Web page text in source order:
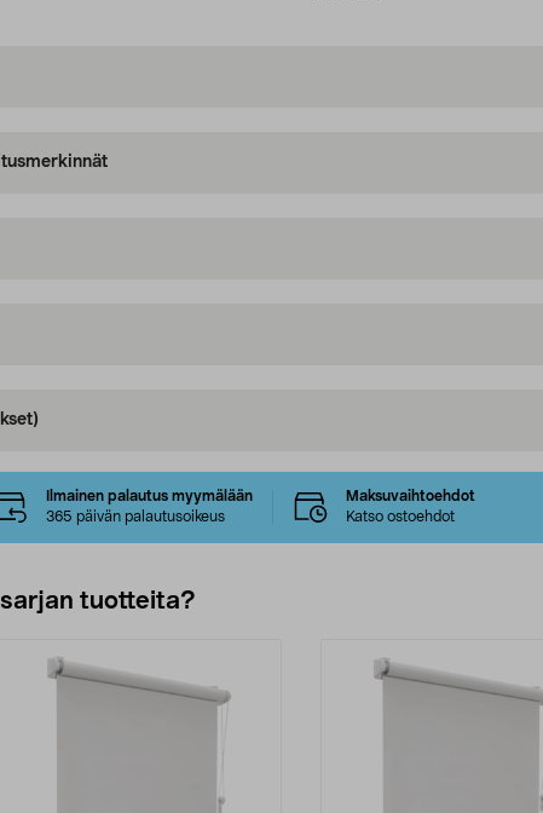
Ilmainen palautus myymälään
365 päivän palautusoikeus
Maksuvaihtoehdot
Katso ostoehdot
tuotteita?